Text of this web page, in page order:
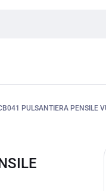
PULSANTIERA PENSILE